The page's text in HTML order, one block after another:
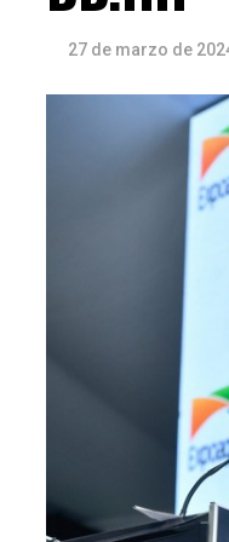
27 de marzo de